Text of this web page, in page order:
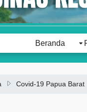
Beranda
Covid-19 Papua Barat